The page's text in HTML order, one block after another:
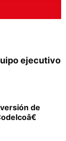
ejecutivo
de